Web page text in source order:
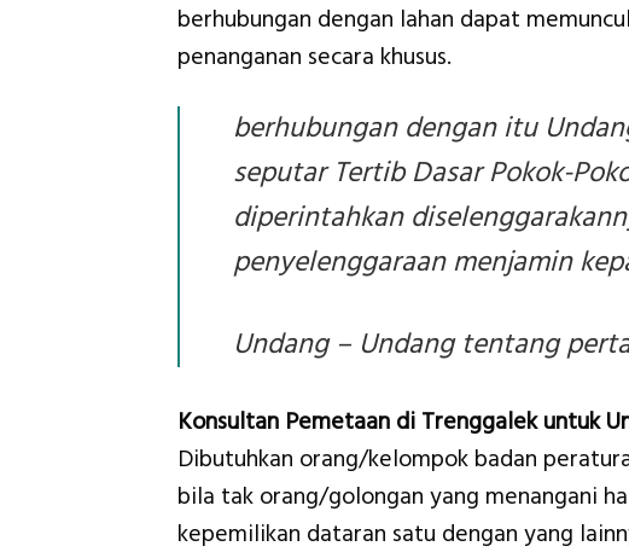
berhubungan dengan lahan dapat
penanganan secara khusus.
berhubungan dengan itu
seputar Tertib Dasar Pokok-
diperintahkan
penyelenggaraan menjamin
Undang – Undang tentang
Konsultan Pemetaan di Trenggalek untuk
Dibutuhkan orang/kelompok badan
bila tak orang/golongan yang menangani
kepemilikan dataran satu dengan yang